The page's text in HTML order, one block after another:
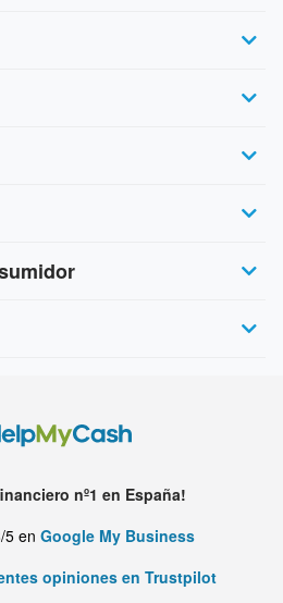
nº1 en España!
5 en Google My Business
opiniones en Trustpilot